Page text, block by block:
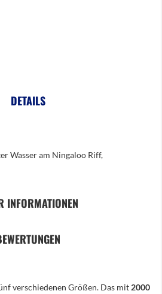
DETAILS
Wasser am Ningaloo Riff,
INFORMATIONEN
verschiedenen Größen. Das mit 2000